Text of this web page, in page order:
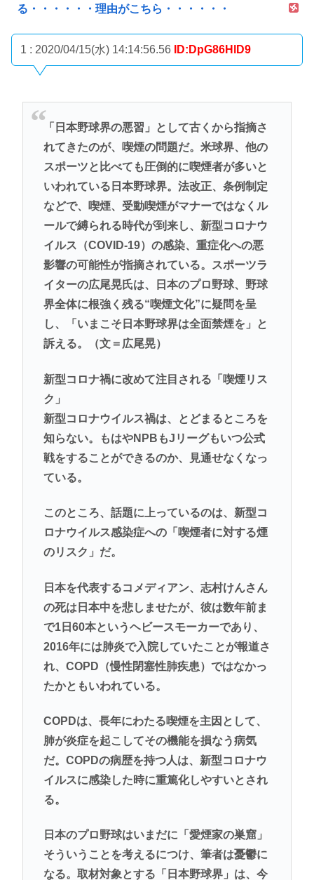
る・・・・・・理由がこちら・・・・・・
1 : 2020/04/15(水) 14:14:56.56 ID:DpG86HlD9
「日本野球界の悪習」として古くから指摘さ
れてきたのが、喫煙の問題だ。米球界、他の
スポーツと比べても圧倒的に喫煙者が多いと
いわれている日本野球界。法改正、条例制定
などで、喫煙、受動喫煙がマナーではなくル
ールで縛られる時代が到来し、新型コロナウ
イルス（COVID-19）の感染、重症化への悪
影響の可能性が指摘されている。スポーツラ
イターの広尾晃氏は、日本のプロ野球、野球
界全体に根強く残る“喫煙文化”に疑問を呈
し、「いまこそ日本野球界は全面禁煙を」と
訴える。（文＝広尾晃）
新型コロナ禍に改めて注目される「喫煙リス
ク」
新型コロナウイルス禍は、とどまるところを
知らない。もはやNPBもJリーグもいつ公式
戦をすることができるのか、見通せなくなっ
ている。
このところ、話題に上っているのは、新型コ
ロナウイルス感染症への「喫煙者に対する煙
のリスク」だ。
日本を代表するコメディアン、志村けんさん
の死は日本中を悲しませたが、彼は数年前ま
で1日60本というヘビースモーカーであり、
2016年には肺炎で入院していたことが報道さ
れ、COPD（慢性閉塞性肺疾患）ではなかっ
たかともいわれている。
COPDは、長年にわたる喫煙を主因として、
肺が炎症を起こしてその機能を損なう病気
だ。COPDの病歴を持つ人は、新型コロナウ
イルスに感染した時に重篤化しやすいとされ
る。
日本のプロ野球はいまだに「愛煙家の巣窟」
そういうことを考えるにつけ、筆者は憂鬱に
なる。取材対象とする「日本野球界」は、今